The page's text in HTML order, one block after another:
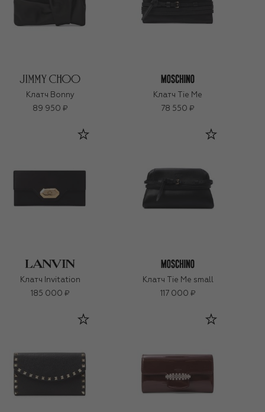
Клатч Bonny
89 950 ₽
Клатч Tie Me
78 550 ₽
Клатч Invitation
185 000 ₽
Клатч Tie Me small
117 000 ₽